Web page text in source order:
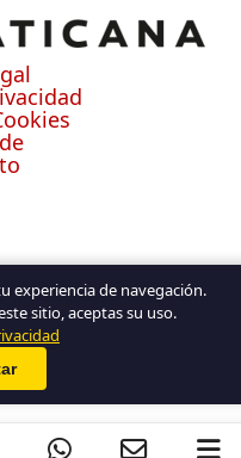
experiencia de navegación.
sitio, aceptas su uso.